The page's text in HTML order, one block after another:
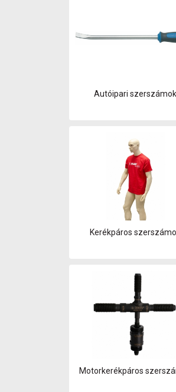
Autóipari szerszámok
Kerékpáros
Motorkerékpáros